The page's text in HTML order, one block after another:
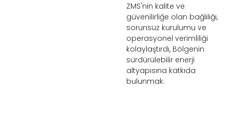
ZMS'nin kalite ve
güvenilirliğe olan bağlılığı,
sorunsuz kurulumu ve
operasyonel verimliliği
kolaylaştırdı, Bölgenin
sürdürülebilir enerji
altyapısına katkıda
bulunmak.